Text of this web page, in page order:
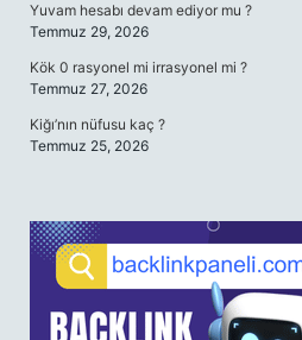
Yuvam hesabı devam ediyor mu ?
Temmuz 29, 2026
Kök 0 rasyonel mi irrasyonel mi ?
Temmuz 27, 2026
Kiğı’nın nüfusu kaç ?
Temmuz 25, 2026